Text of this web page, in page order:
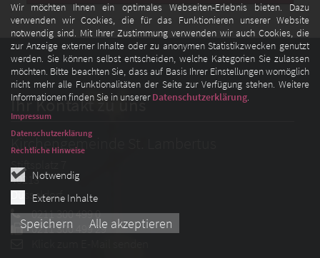
Wir möchten Ihnen ein optimales Webseiten-Erlebnis bieten. Dazu
verwenden wir Cookies, die für das Funktionieren unserer Website
notwendig sind. Mit Ihrer Zustimmung verwenden wir auch Cookies, die
zur Anzeige externer Inhalte oder zu anonymen Statistikzwecken genutzt
werden. Sie können selbst entscheiden, welche Kategorien Sie zulassen
möchten. Bitte beachten Sie, dass auf Basis Ihrer Einstellungen womöglich
nicht mehr alle Funktionalitäten der Seite zur Verfügung stehen. Weitere
Informationen finden Sie in unsererDatenschutzerklärung.
Notwendig
Externe Inhalte
Speichern Alle akzeptieren
Impressum
Datenschutzerklärung
Rechtliche Hinweise
Ihr Kontakt zu uns
Kirchengemeinde St. Lambertus
Stiftsplatz 7
40213
Düsseldorf
0211 300 499 0
0211 300 499 29